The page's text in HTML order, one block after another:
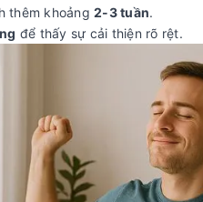
thêm khoảng 2-3 tuần.
để thấy sự cải thiện rõ rệt.